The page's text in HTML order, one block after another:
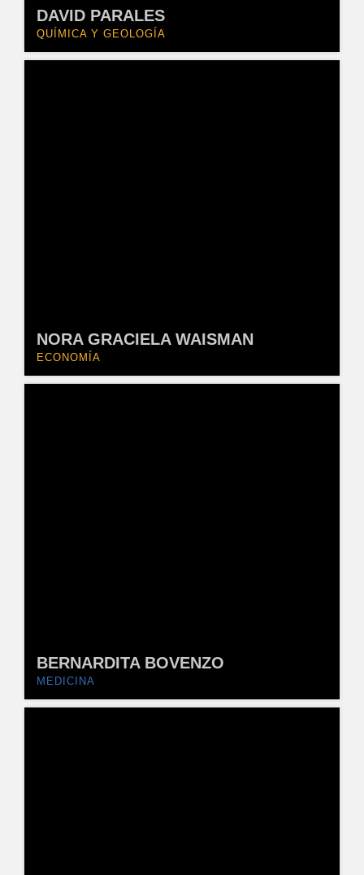
DAVID PARALES
QUÍMICA Y GEOLOGÍA
NORA GRACIELA WAISMAN
ECONOMÍA
BERNARDITA BOVENZO
MEDICINA